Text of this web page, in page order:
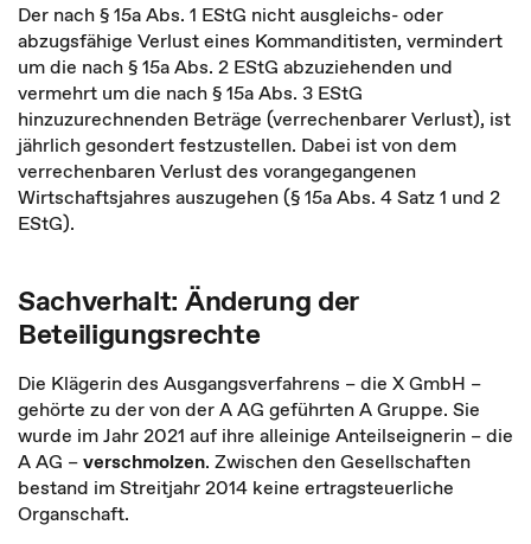
Der nach § 15a Abs. 1 EStG nicht ausgleichs- oder
abzugsfähige Verlust eines Kommanditisten, vermindert
um die nach § 15a Abs. 2 EStG abzuziehenden und
vermehrt um die nach § 15a Abs. 3 EStG
hinzuzurechnenden Beträge (verrechenbarer Verlust), ist
jährlich gesondert festzustellen. Dabei ist von dem
verrechenbaren Verlust des vorangegangenen
Wirtschaftsjahres auszugehen (§ 15a Abs. 4 Satz 1 und 2
EStG).
Sachverhalt: Änderung der
Beteiligungsrechte
Die Klägerin des Ausgangsverfahrens – die X GmbH –
gehörte zu der von der A AG geführten A Gruppe. Sie
wurde im Jahr 2021 auf ihre alleinige Anteilseignerin – die
A AG –verschmolzen. Zwischen den Gesellschaften
bestand im Streitjahr 2014 keine ertragsteuerliche
Organschaft.